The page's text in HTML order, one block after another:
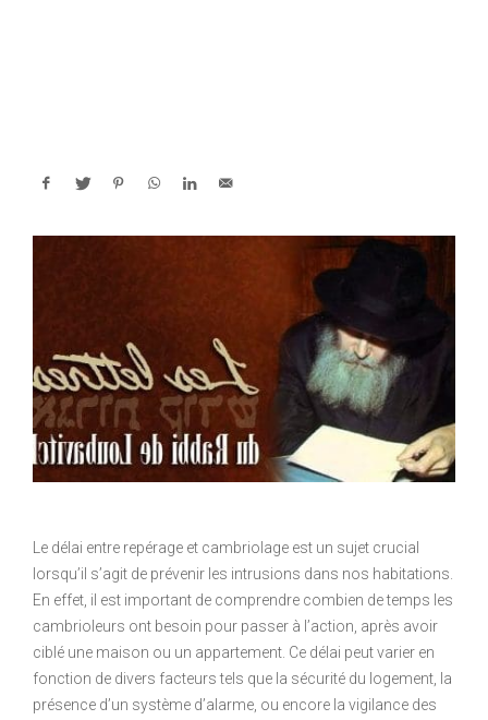
Le délai entre repérage et cambriolage est un sujet crucial
lorsqu’il s’agit de prévenir les intrusions dans nos habitations.
En effet, il est important de comprendre combien de temps les
cambrioleurs ont besoin pour passer à l’action, après avoir
ciblé une maison ou un appartement. Ce délai peut varier en
fonction de divers facteurs tels que la sécurité du logement, la
présence d’un système d’alarme, ou encore la vigilance des